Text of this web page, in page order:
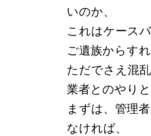
いのか、
これはケース
ご遺族からす
ただでさえ混
業者とのやり
まずは、管理
なければ、